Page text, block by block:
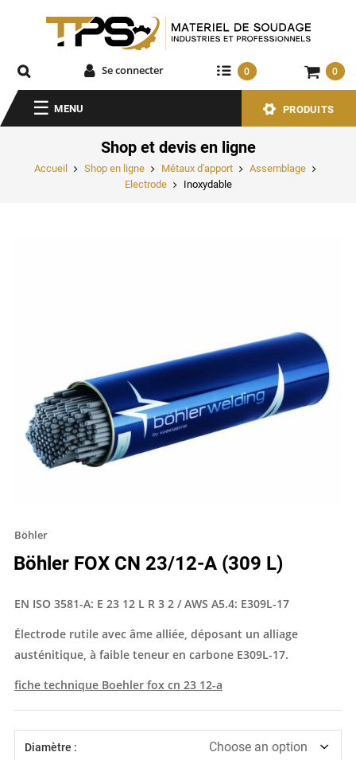
Se connecter 0 0
MENU PRODUITS
Shop et devis en ligne
Accueil Shop en ligne Métaux d'apport
Assemblage
Electrode
Inoxydable
Böhler
Böhler FOX CN 23/12-A (309 L)
EN ISO 3581-A: E 23 12 L R 3 2 / AWS A5.4: E309L-17
Électrode rutile avec âme alliée, déposant un alliage
austénitique, à faible teneur en carbone E309L-17.
fiche technique Boehler fox cn 23 12-a
Diamètre :